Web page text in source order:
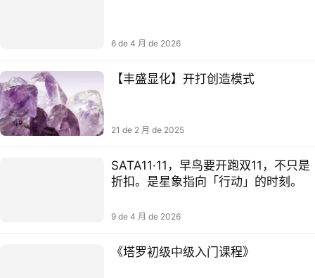
6 de 4 月 de 2026
【丰盛显化】开打‬创造模式
21 de 2 月 de 2025
SATA11·11，早鸟要开跑双11，不只是
折扣。是星象指向「行动」的时刻。
9 de 4 月 de 2026
《塔罗初级中级入门课程》